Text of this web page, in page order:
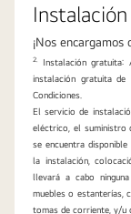
¡Nos encargamos
2.
Instalación
instalación gratuita de
Condiciones.
El servicio de
eléctrico, el suministro
se encuentra
la instalación,
llevará a cabo
muebles o estanterías,
tomas de corriente, y/u